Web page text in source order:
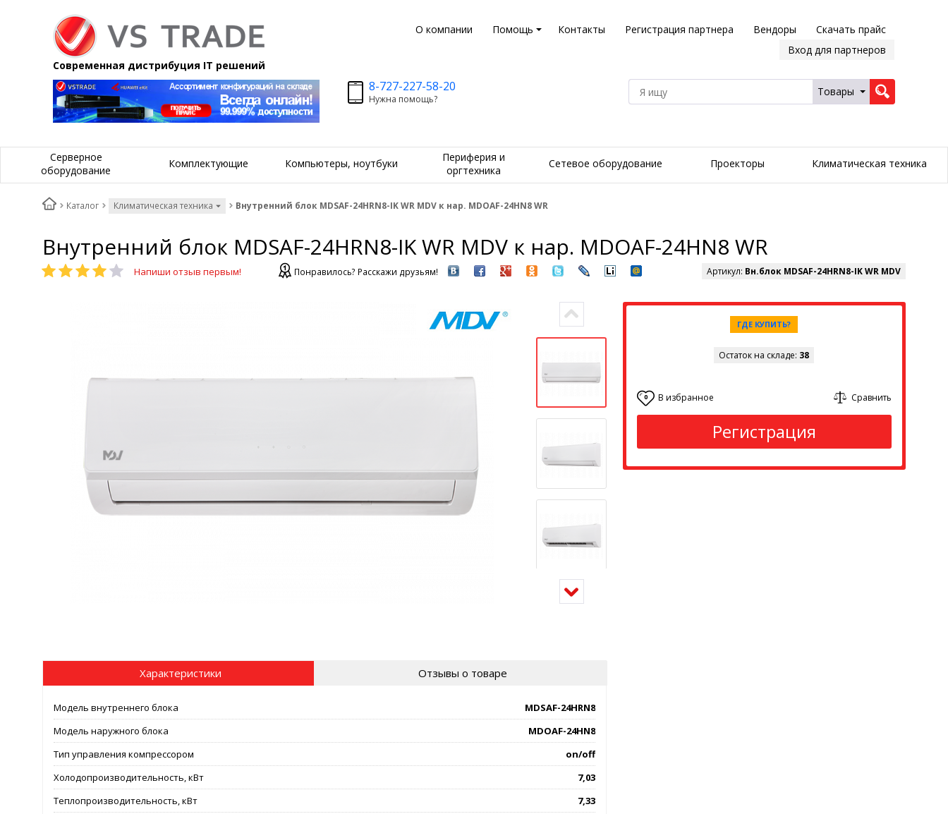
О компании Помощь Контакты Регистрация партнера Вендоры
Скачать прайс
Вход для партнеров
Современная дистрибуция IT решений
8-727-227-58-20
Нужна помощь?
Товары
Серверное
оборудование
Комплектующие Компьютеры, ноутбуки
Периферия и
оргтехника
Сетевое оборудование Проекторы Климатическая техника
Каталог Климатическая техника Внутренний блок MDSAF-24HRN8-IK WR MDV к нар. MDOAF-24HN8 WR
Внутренний блок MDSAF-24HRN8-IK WR MDV к нар. MDOAF-24HN8 WR
Напиши отзыв первым! Понравилось? Расскажи друзьям! Артикул: Вн.блок MDSAF-24HRN8-IK WR MDV
ГДЕ КУПИТЬ?
Остаток на складе: 38
0 В избранное Сравнить
Регистрация
Характеристики Отзывы о товаре
Модель внутреннего блока
MDSAF-24HRN8
Модель наружного блока
MDOAF-24HN8
Тип управления компрессором
on/off
Холодопроизводительность, кВт
7,03
Теплопроизводительность, кВт
7,33